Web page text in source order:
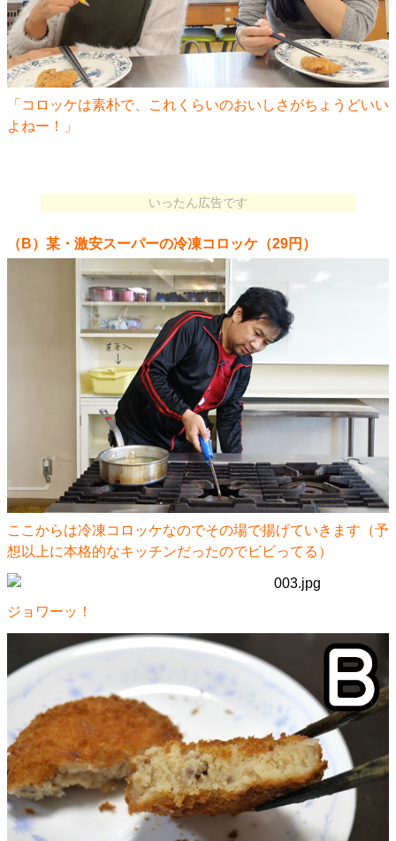
「コロッケは素朴で、これくらいのおいしさがちょうどいい
よねー！」
いったん広告です
（B）某・激安スーパーの冷凍コロッケ（29円）
ここからは冷凍コロッケなのでその場で揚げていきます（予
想以上に本格的なキッチンだったのでビビってる）
ジョワーッ！